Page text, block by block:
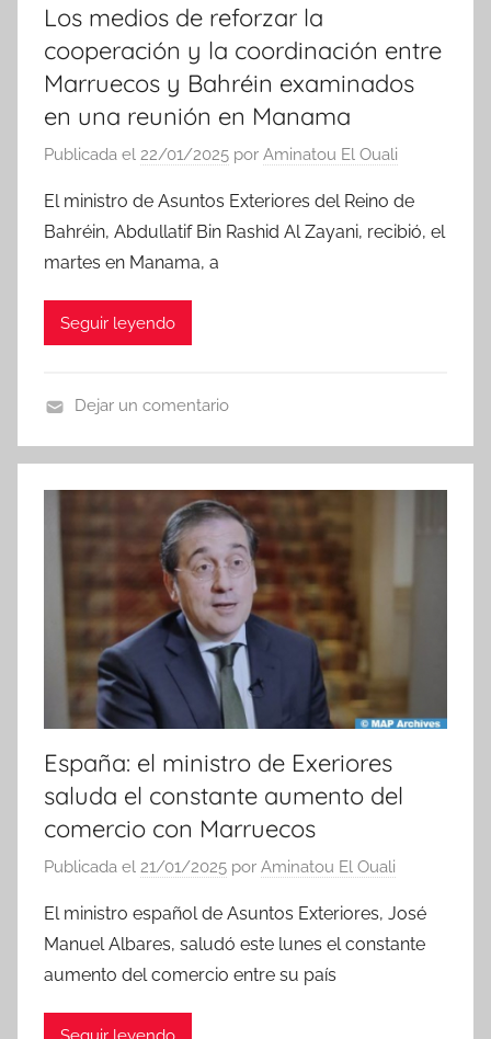
Los medios de reforzar la
cooperación y la coordinación entre
Marruecos y Bahréin examinados
en una reunión en Manama
Publicada el 22/01/2025 por Aminatou El Ouali
El ministro de Asuntos Exteriores del Reino de
Bahréin, Abdullatif Bin Rashid Al Zayani, recibió, el
martes en Manama, a
Seguir leyendo
o
t
Dejar un comentario
España: el ministro de Exeriores
saluda el constante aumento del
comercio con Marruecos
Publicada el 21/01/2025 por Aminatou El Ouali
El ministro español de Asuntos Exteriores, José
Manuel Albares, saludó este lunes el constante
aumento del comercio entre su país